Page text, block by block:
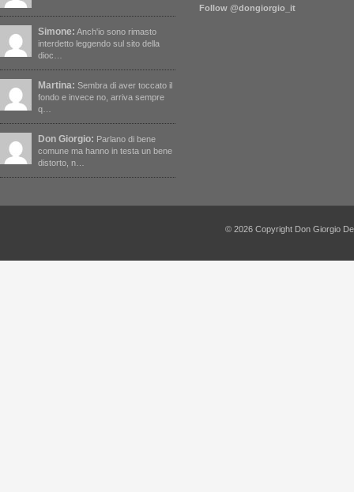
Simone: Anch'io sono rimasto
interdetto leggendo sul sito della
dioc…
Martina: Sembra di aver toccato il
fondo e invece no, arriva sempre
q…
Don Giorgio: Parlano di bene
comune ma hanno in testa un bene
distorto, n…
Follow @dongiorgio_it
© 2026 Copyright Don Giorgio